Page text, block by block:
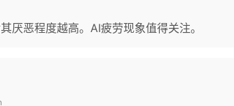
厌恶程度越高。AI疲劳现象值得关注。